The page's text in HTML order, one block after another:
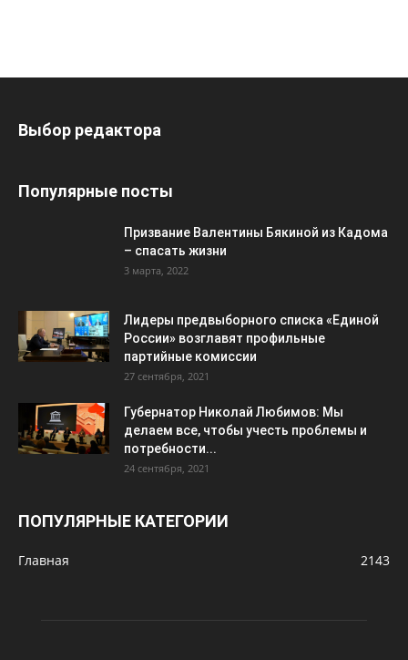
Выбор редактора
Популярные посты
Призвание Валентины Бякиной из Кадома
– спасать жизни
3 марта, 2022
Лидеры предвыборного списка «Единой
России» возглавят профильные
партийные комиссии
27 сентября, 2021
Губернатор Николай Любимов: Мы
делаем все, чтобы учесть проблемы и
потребности...
24 сентября, 2021
ПОПУЛЯРНЫЕ КАТЕГОРИИ
Главная 2143